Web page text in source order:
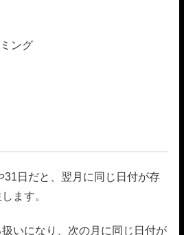
ング
31日だと、翌月に同じ日付が存
ます。
いになり、次の月に同じ日付が